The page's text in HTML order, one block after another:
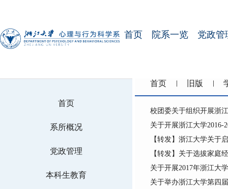
首页 院系一览 党政管
首页
系所概况
党政管理
本科生教育
首页 旧版
校团委关于组织开展浙
关于开展浙江大学2016-
【转发】浙江大学关于
【转发】关于选拔家庭
关于开展2017年浙江大
关于举办浙江大学第四